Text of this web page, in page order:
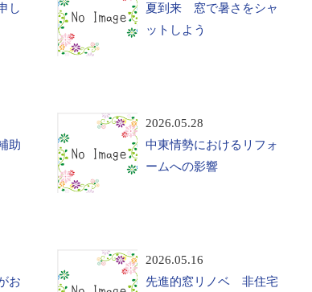
し
夏到来 窓で暑さをシャ
ットしよう
助
2026.05.28
中東情勢におけるリフォ
ームへの影響
お
2026.05.16
先進的窓リノベ 非住宅